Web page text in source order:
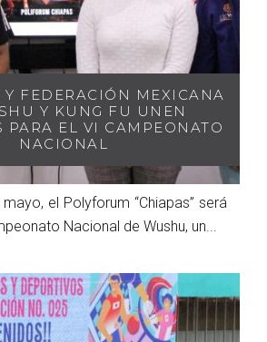
Y FEDERACIÓN MEXICANA
Y KUNG FU UNEN
PARA EL VI CAMPEONATO
NACIONAL
el Polyforum “Chiapas” será
Nacional de Wushu, un...